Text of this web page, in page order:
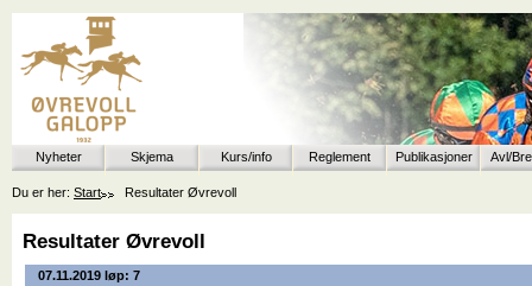
Nyheter Skjema Kurs/info Reglement Publikasjoner Avl/
Du er her: Start Resultater Øvrevoll
Resultater Øvrevoll
07.11.2019 løp: 7